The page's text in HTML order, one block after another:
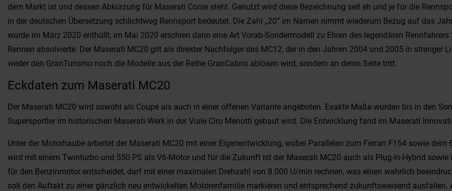
dem Markt ist und dessen Abkürzung für Maserati Corse steht. Genutzt wird diese Bezeichnung seit eh und je für die
in der deutschen Übersetzung schlichtweg Rennsport bedeutet. Die Zahl „20“ im Namen nimmt wiederum Bezug auf das
wurde im März 2020 enthüllt, im Mai 2020 erschien dann eine Art Vorab-Sondermodell zu Ehren des legendären
Rennen absolvierte. Der Maserati MC20 gilt als direkter Nachfolger des MC12, der in den Jahren 2004 und 2005 in strenger
weder den GranTurismo noch die Modelle aus der Reihe GranCabrio ablösen wird, sondern an deren Seite tritt.
Eckdaten zum Maserati MC20
Der Maserati MC20 wird sowohl als Coupé als auch in einer offenen Variante angeboten. Exakte Maße wurden bis in den
Supersportler im historischen Maserati-Werk in der Viale Ciro Menotti gebaut wird. Die Entwicklung fand im Maserati
Unter der Motorhaube arbeitet der Maserati MC20 mit einer Eigenentwicklung, wobei Parallelen zum Ferrari F154 sowie
wird mit einem Twinturbo und 550 PS als V6-Motor und für die Zukunft ist der Maserati MC20 auch als Plug-In-Hybrid
für den Benzinmotor entscheidet, darf mit einer maximalen Drehzahl von 8.000 U/min rechnen, was einen wahrlich
soll den Auftakt zu einer gänzlich neu entwickelten Motorenfamilie markieren und entsprechend zukunftsweisend ausfallen.